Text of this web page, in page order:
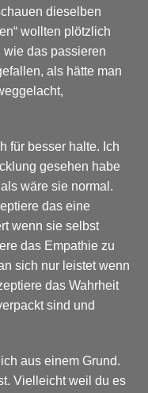
dieselben
wollten plötzlich
wie das passieren
als hätte man
für besser halte. Ich
gesehen habe
wäre sie normal.
das eine
wenn sie selbst
das Empathie zu
sich nur leistet wenn
das Wahrheit
sind und
aus einem Grund.
Vielleicht weil du es